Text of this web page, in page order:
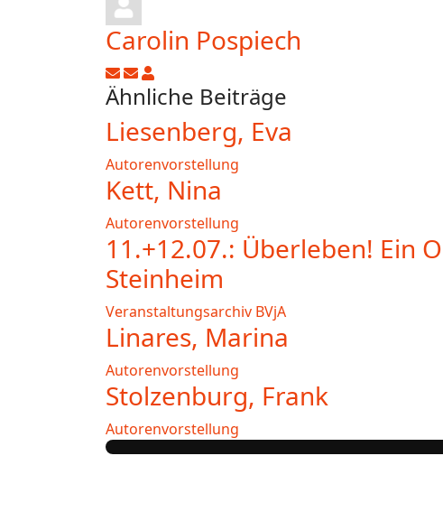
Carolin Pospiech
Updates abonnieren
Abo von Updates dieses Autors beenden
Carolin Pospiech
Ähnliche Beiträge
Liesenberg, Eva
Autorenvorstellung
Kett, Nina
Autorenvorstellung
11.+12.07.: Überleben!
Steinheim
Veranstaltungsarchiv BVjA
Linares, Marina
Autorenvorstellung
Stolzenburg, Frank
Autorenvorstellung